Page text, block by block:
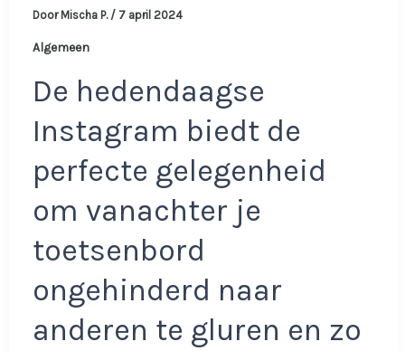
Door Mischa P. / 7 april 2024
Algemeen
De hedendaagse
Instagram biedt de
perfecte gelegenheid
om vanachter je
toetsenbord
ongehinderd naar
anderen te gluren en zo